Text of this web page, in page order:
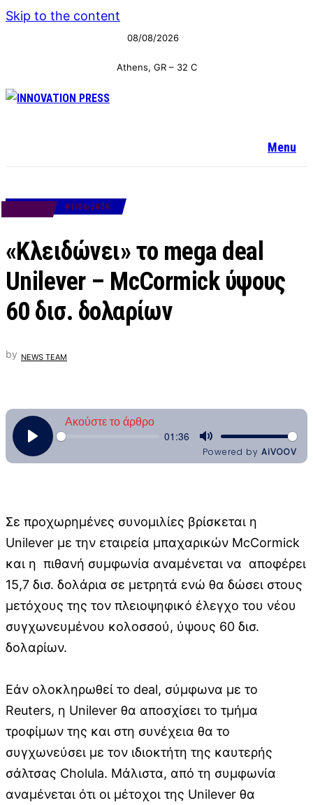
Skip to the content
08/08/2026
Athens, GR – 32 C
Menu
01/04/2026
«Κλειδώνει» το mega deal
Unilever – McCormick ύψους
60 δισ. δολαρίων
by NEWS TEAM
Σε προχωρημένες συνομιλίες βρίσκεται η
Unilever με την εταιρεία μπαχαρικών McCormick
και η πιθανή συμφωνία αναμένεται να αποφέρει
15,7 δισ. δολάρια σε μετρητά ενώ θα δώσει στους
μετόχους της τον πλειοψηφικό έλεγχο του νέου
συγχωνευμένου κολοσσού, ύψους 60 δισ.
δολαρίων.
Εάν ολοκληρωθεί το deal, σύμφωνα με το
Reuters, η Unilever θα αποσχίσει το τμήμα
τροφίμων της και στη συνέχεια θα το
συγχωνεύσει με τον ιδιοκτήτη της καυτερής
σάλτσας Cholula. Μάλιστα, από τη συμφωνία
αναμένεται ότι οι μέτοχοι της Unilever θα